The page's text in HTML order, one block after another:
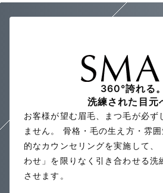
360°誇れる。
洗練された目元
お客様が望む眉毛、まつ毛が必ず
ません。
骨格・毛の生え方・雰
的なカウンセリングを実施して、
わせ」を限りなく引き合わせる洗
させます。